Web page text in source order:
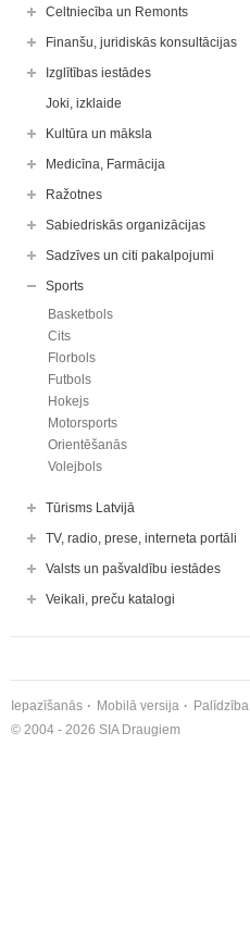
Celtniecība un Remonts
Finanšu, juridiskās konsultācijas
Izglītības iestādes
Joki, izklaide
Kultūra un māksla
Medicīna, Farmācija
Ražotnes
Sabiedriskās organizācijas
Sadzīves un citi pakalpojumi
Sports
Basketbols
Cits
Florbols
Futbols
Hokejs
Motorsports
Orientēšanās
Volejbols
Tūrisms Latvijā
TV, radio, prese, interneta portāli
Valsts un pašvaldību iestādes
Veikali, preču katalogi
Iepazīšanās Mobilā versija Palīdzība
© 2004 - 2026 SIA Draugiem